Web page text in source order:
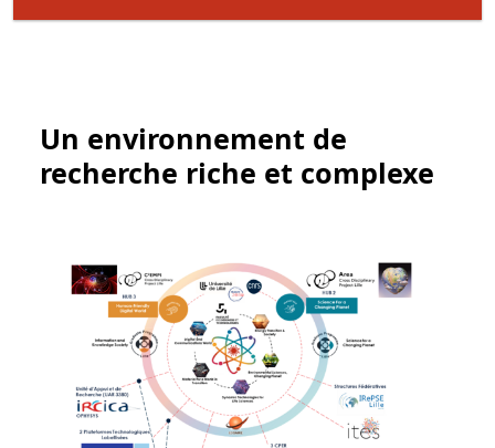
Un environnement de
recherche riche et complexe